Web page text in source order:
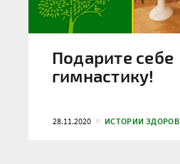
Подарите себе
гимнастику!
28.11.2020 ИСТОРИИ